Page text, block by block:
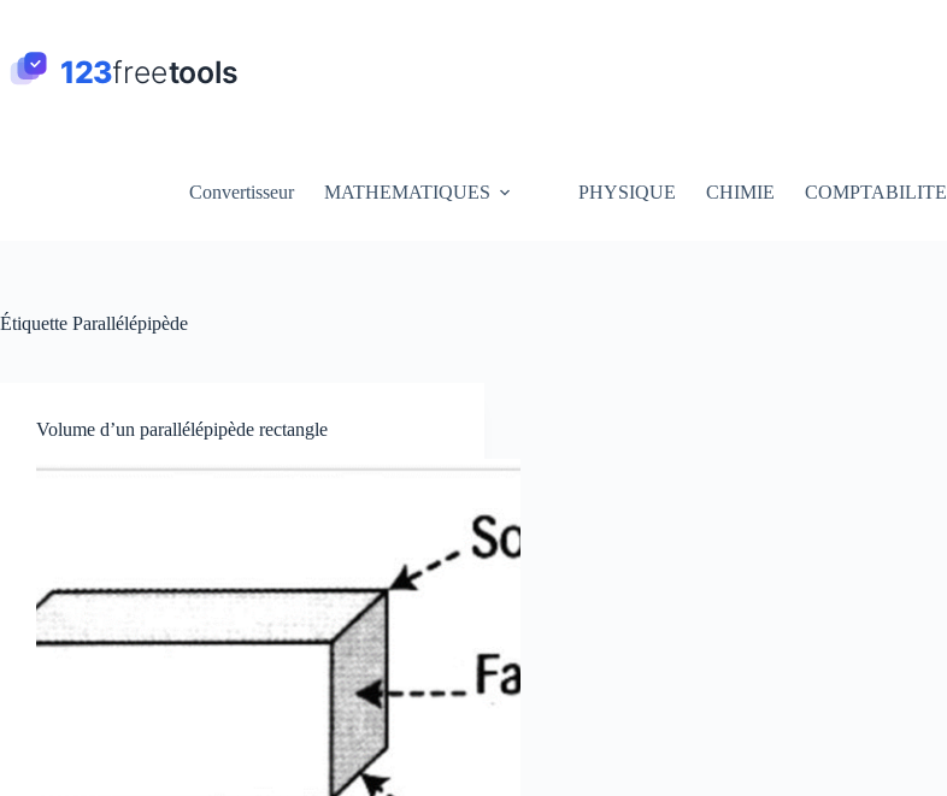
contenu
Convertisseur MATHEMATIQUES PHYSIQUE CHIMIE COMPTABILITE
Étiquette Parallélépipède
Volume d’un parallélépipède rectangle